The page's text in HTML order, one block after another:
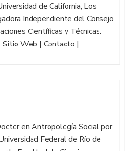
de California, Los
Independiente del Consejo
Científicas y Técnicas.
Sitio Web | Contacto |
en Antropología Social por
Federal de Río de